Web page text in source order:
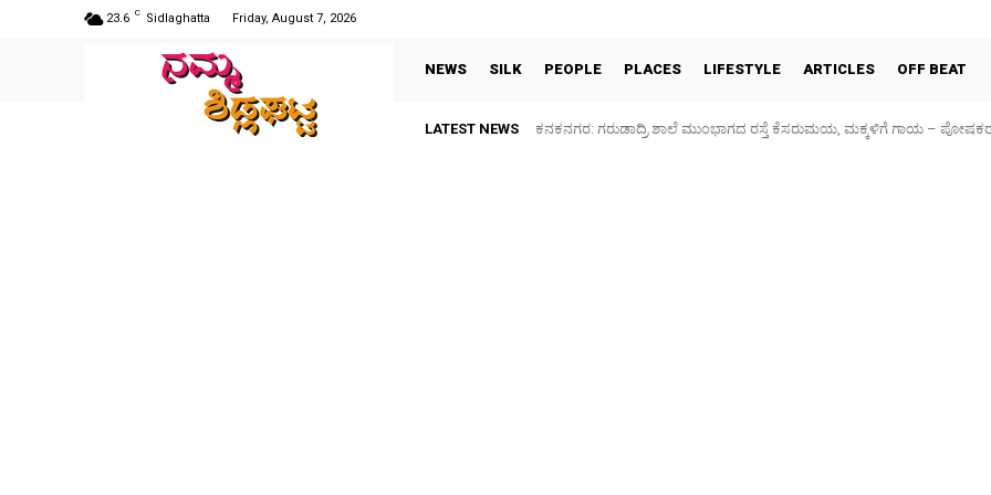
23.6 C Sidlaghatta Friday, August 7, 2026
NEWS SILK PEOPLE PLACES LIFESTYLE ARTICLES OFF BEAT
LATEST NEWS ಕನಕನಗರ: ಗರುಡಾದ್ರಿ ಶಾಲೆ ಮುಂಭಾಗದ ರಸ್ತೆ ಕೆಸರುಮಯ, ಮಕ್ಕಳಿಗೆ ಗಾಯ –